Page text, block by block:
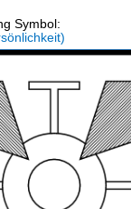
Symbol: